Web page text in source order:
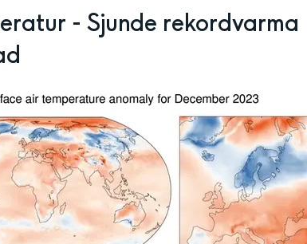
- Sjunde rekordvarma